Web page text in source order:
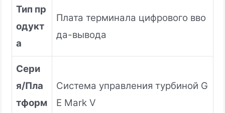
Тип пр
одукт
а
Плата терминала цифрового вво
да-вывода
Сери
я/Пла
тформ
Система управления турбиной G
E Mark V